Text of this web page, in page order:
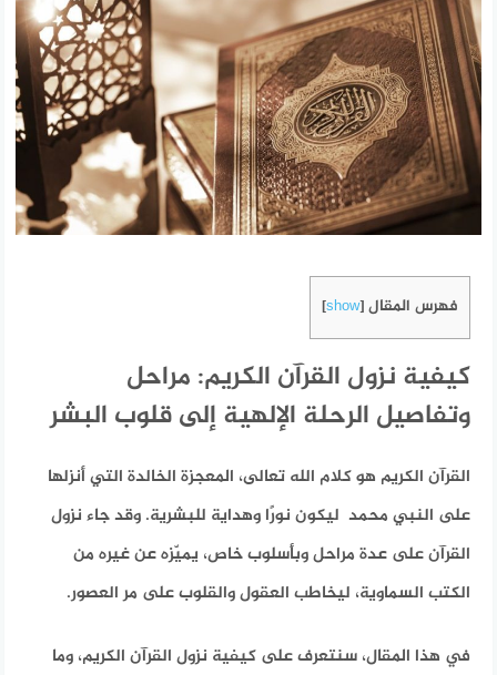
فهرس المقال [
show
]
كيفية نزول القرآن الكريم: مراحل
وتفاصيل الرحلة الإلهية إلى قلوب البشر
القرآن الكريم هو كلام الله تعالى، المعجزة الخالدة التي أنزلها
على النبي محمد ليكون نورًا وهداية للبشرية. وقد جاء نزول
القرآن على عدة مراحل وبأسلوب خاص، يميّزه عن غيره من
الكتب السماوية، ليخاطب العقول والقلوب على مر العصور.
في هذا المقال، سنتعرف على كيفية نزول القرآن الكريم، وما